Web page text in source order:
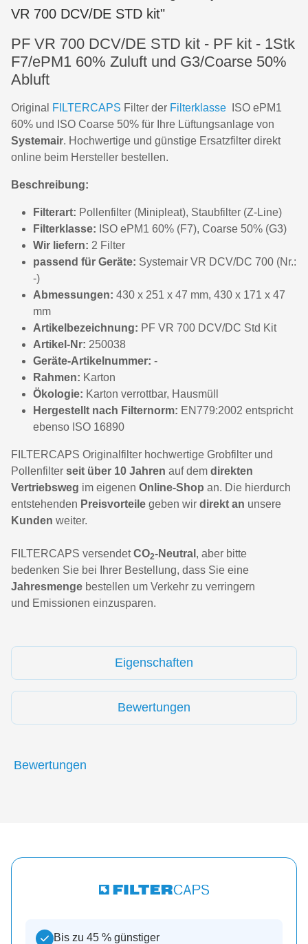
VR 700 DCV/DE STD kit"
PF VR 700 DCV/DE STD kit - PF kit - 1Stk
F7/ePM1 60% Zuluft und G3/Coarse 50%
Abluft
Original FILTERCAPS Filter der Filterklasse ISO ePM1
60% und ISO Coarse 50% für Ihre Lüftungsanlage von
Systemair. Hochwertige und günstige Ersatzfilter direkt
online beim Hersteller bestellen.
Beschreibung:
Filterart: Pollenfilter (Minipleat), Staubfilter (Z-Line)
Filterklasse: ISO ePM1 60% (F7), Coarse 50% (G3)
Wir liefern: 2 Filter
passend für Geräte: Systemair VR DCV/DC 700 (Nr.:
-)
Abmessungen: 430 x 251 x 47 mm, 430 x 171 x 47
mm
Artikelbezeichnung: PF VR 700 DCV/DC Std Kit
Artikel-Nr: 250038
Geräte-Artikelnummer: -
Rahmen: Karton
Ökologie: Karton verrottbar, Hausmüll
Hergestellt nach Filternorm: EN779:2002 entspricht
ebenso ISO 16890
FILTERCAPS Originalfilter hochwertige Grobfilter und
Pollenfilter seit über 10 Jahren auf dem direkten
Vertriebsweg im eigenen Online-Shop an. Die hierdurch
entstehenden Preisvorteile geben wir direkt an unsere
Kunden weiter.
FILTERCAPS versendetCO2-Neutral , aber bitte
bedenken Sie bei Ihrer Bestellung, dass Sie eine
Jahresmenge bestellen um Verkehr zu verringern
und Emissionen einzusparen.
Eigenschaften
Bewertungen
Bewertungen
Bis zu 45 % günstiger